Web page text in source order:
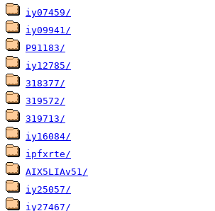
iy07459/
iy09941/
P91183/
iy12785/
318377/
319572/
319713/
iy16084/
ipfxrte/
AIX5LIAv51/
iy25057/
iy27467/